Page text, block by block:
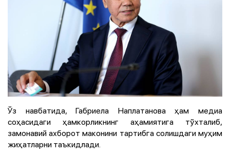
Ўз навбатида, Габриела Наплатанова ҳам медиа
соҳасидаги ҳамкорликнинг аҳамиятига тўхталиб,
замонавий ахборот маконини тартибга солишдаги муҳим
жиҳатларни таъкидлади.